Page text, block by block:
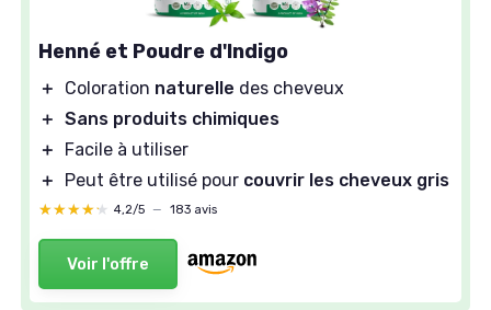
Henné et Poudre d'Indigo
＋ Coloration naturelle des cheveux
＋ Sans produits chimiques
＋
Facile à utiliser
＋
Peut être utilisé pour couvrir les cheveux gris
★★★★★
★★★★★ 4,2/5 — 183 avis
Voir l'offre